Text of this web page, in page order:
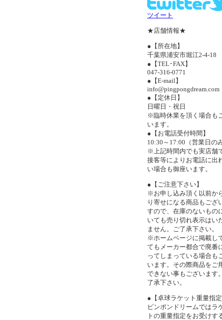
ツイート
★店舗情報★
●【所在地】
千葉県浦安市堀江2-4-18
●【TEL･FAX】
047-316-0771
●【E-mail】
info@pingpongdream.com
●【定休日】
日曜日・祝日
※臨時休業を頂く場合も
います。
●【お電話受付時間】
10:30～17:00（営業日のみ
※上記時間内でも実店舗
接客等によりお電話に出
い場合も御座います。
●【ご注意下さい】
※お申し込み頂く以前か
り寄せになる商品もござ
すので、在庫のないもの
いても売り切れ表示はい
ません。ご了承下さい。
※ホームページに掲載し
てもメーカー都合で廃番
ってしまっている場合も
います。その際商品をご
できない事もございます
了承下さい。
●【卓球ラケット重量指定
ピンポンドリームではラ
トの重量指定をお受けす